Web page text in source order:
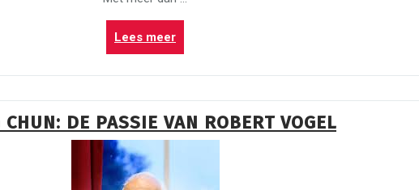
Lees meer“De
Kung
Fu
Michael
Mehle”
CHUN: DE PASSIE VAN ROBERT VOGEL